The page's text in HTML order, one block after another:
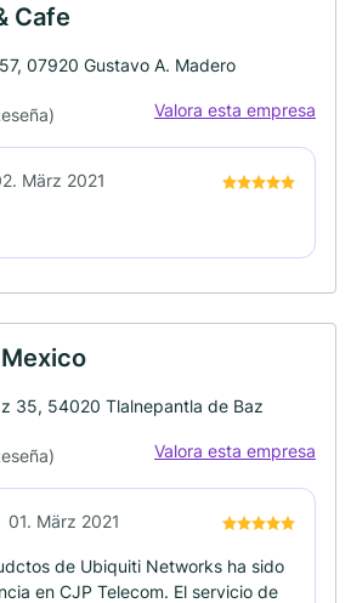
Cafe
07920 Gustavo A. Madero
Valora esta empresa
März 2021
35, 54020 Tlalnepantla de Baz
Valora esta empresa
01. März 2021
de Ubiquiti Networks ha sido
en CJP Telecom. El servicio de